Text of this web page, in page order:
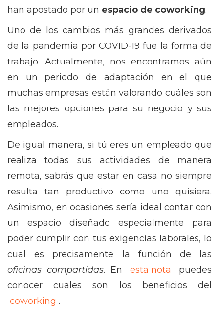
han apostado por un espacio de coworking.
Uno de los cambios más grandes derivados
de la pandemia por COVID-19 fue la forma de
trabajo. Actualmente, nos encontramos aún
en un periodo de adaptación en el que
muchas empresas están valorando cuáles son
las mejores opciones para su negocio y sus
empleados.
De igual manera, si tú eres un empleado que
realiza todas sus actividades de manera
remota, sabrás que estar en casa no siempre
resulta tan productivo como uno quisiera.
Asimismo, en ocasiones sería ideal contar con
un espacio diseñado especialmente para
poder cumplir con tus exigencias laborales, lo
cual es precisamente la función de las
oficinas compartidas. En esta nota
puedes
conocer cuales son los beneficios del
coworking .